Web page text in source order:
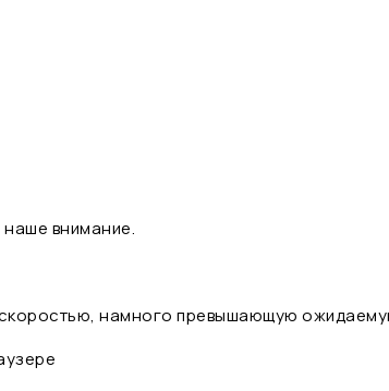
наше внимание.
намного превышающую